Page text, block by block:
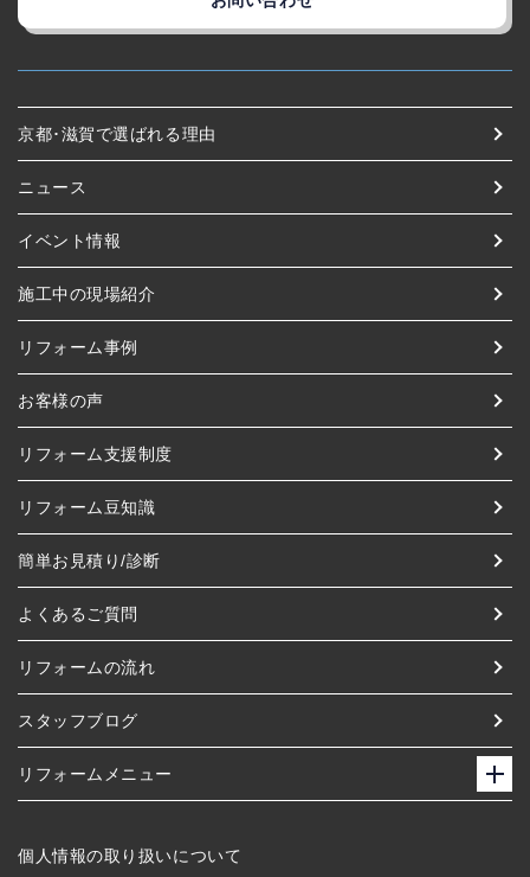
京都･滋賀で選ばれる理由
ニュース
イベント情報
施工中の現場紹介
リフォーム事例
お客様の声
リフォーム支援制度
リフォーム豆知識
簡単お見積り/診断
よくあるご質問
リフォームの流れ
スタッフブログ
リフォームメニュー
個人情報の取り扱いについて